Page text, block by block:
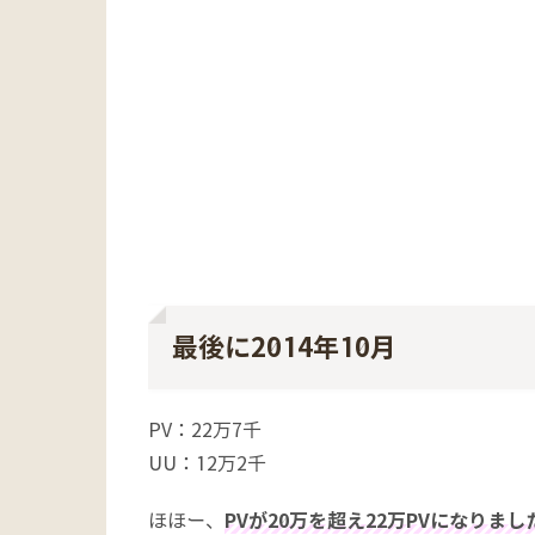
最後に2014年10月
PV：22万7千
UU：12万2千
ほほー、 PVが20万を超え22万PVになりまし